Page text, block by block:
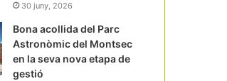
30 juny, 2026
Bona acollida del Parc
Astronòmic del Montsec
en la seva nova etapa de
gestió